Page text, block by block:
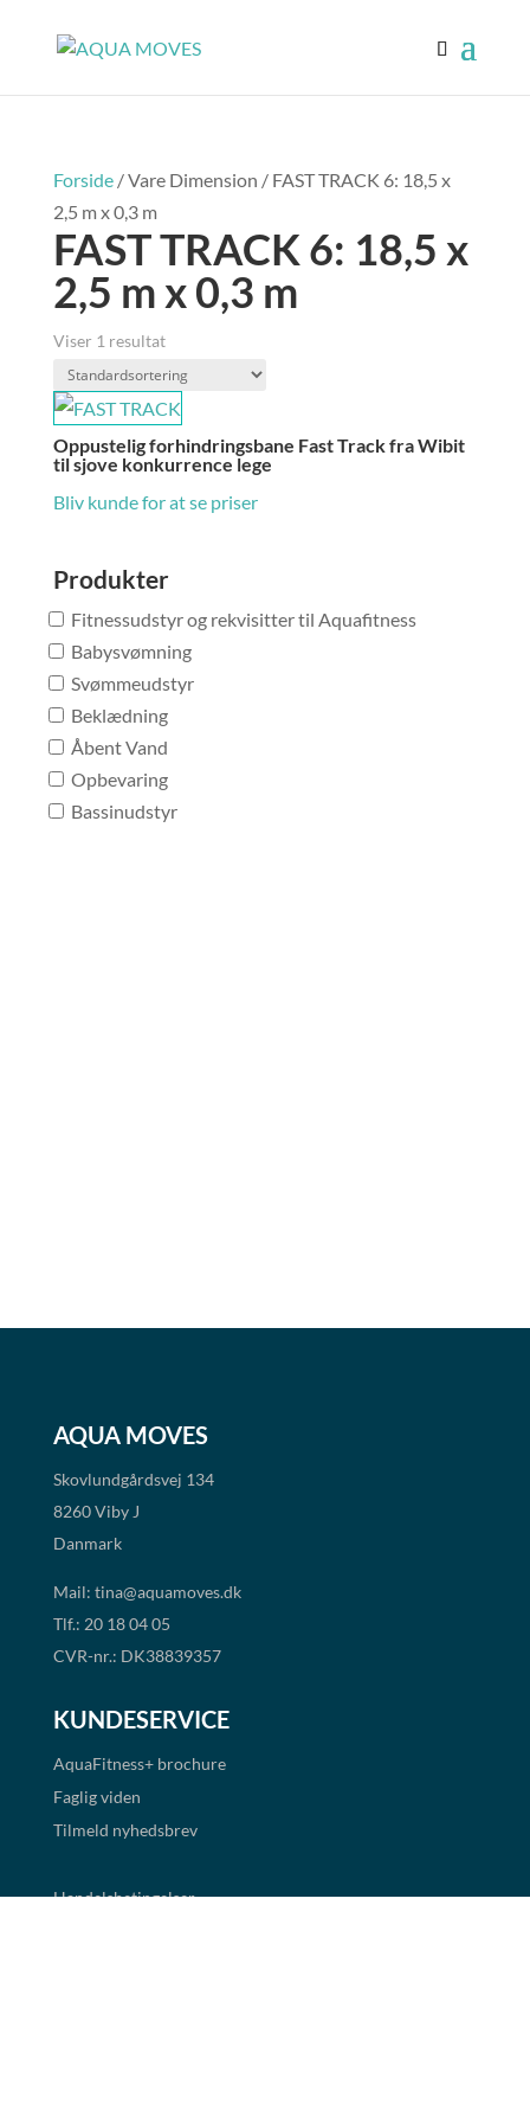
Forside/ Vare Dimension / FAST TRACK 6: 18,5 x
2,5 m x 0,3 m
FAST TRACK 6: 18,5 x
2,5 m x 0,3 m
Viser 1 resultat
Oppustelig forhindringsbane Fast Track fra Wibit
til sjove konkurrence lege
Bliv kunde for at se priser
Produkter
Fitnessudstyr og rekvisitter til Aquafitness
Babysvømning
Svømmeudstyr
Beklædning
Åbent Vand
Opbevaring
Bassinudstyr
AQUA MOVES
Skovlundgårdsvej 134
8260 Viby J
Danmark
Mail: tina@aquamoves.dk
Tlf.: 20 18 04 05
CVR-nr.: DK38839357
KUNDESERVICE
AquaFitness+ brochure
Faglig viden
Tilmeld nyhedsbrev
Handelsbetingelser